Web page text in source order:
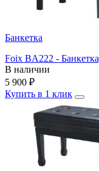
Банкетка
Foix BA222 -
В наличии
5 900 ₽
Купить в 1 клик